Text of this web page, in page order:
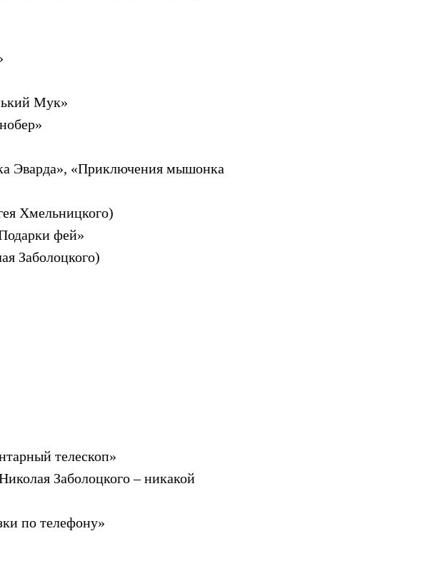
Мук»
Эварда», «Приключения мышонка
Хмельницкого)
фей»
Заболоцкого)
телескоп»
Заболоцкого – никакой
по телефону»